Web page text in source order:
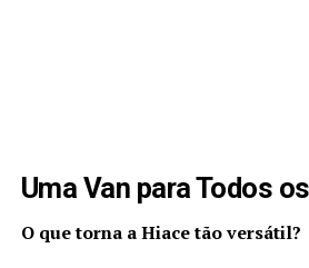
Uma Van para Todos
O que torna a Hiace tão versátil?